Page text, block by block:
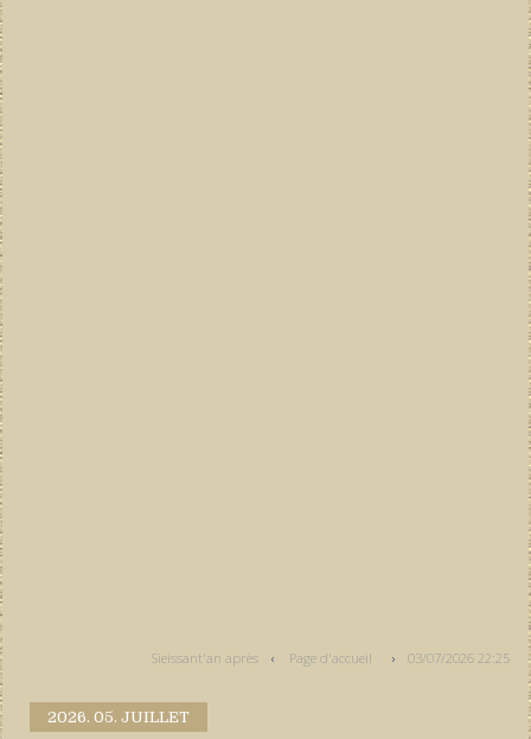
Sieissant'an après Page d'accueil 03/07/2026 22:25
2026. 05. JUILLET